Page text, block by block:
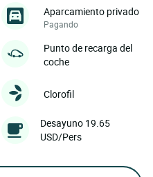
Aparcamiento privado
Pagando
Punto de recarga del
coche
Clorofil
Desayuno 19.65
USD/Pers